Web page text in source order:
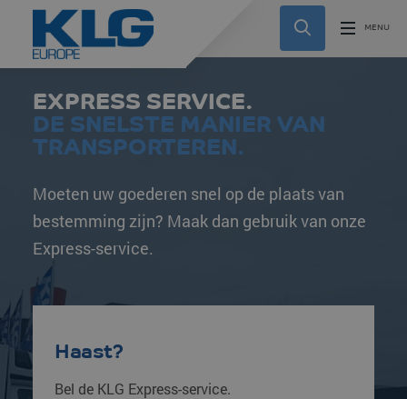
EXPRESS SERVICE.
DE SNELSTE MANIER VAN
TRANSPORTEREN.
Moeten uw goederen snel op de plaats van
bestemming zijn? Maak dan gebruik van onze
Express-service.
Haast?
Bel de KLG Express-service.